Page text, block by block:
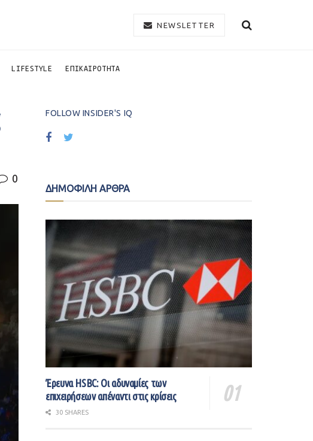
NEWSLETTER
LIFESTYLE ΕΠΙΚΑΙΡΟΤΗΤΑ
0
FOLLOW INSIDER'S IQ
ΔΗΜΟΦΙΛΗ ΑΡΘΡΑ
Έρευνα HSBC: Οι αδυναμίες των
επιχειρήσεων απέναντι στις κρίσεις
30 SHARES